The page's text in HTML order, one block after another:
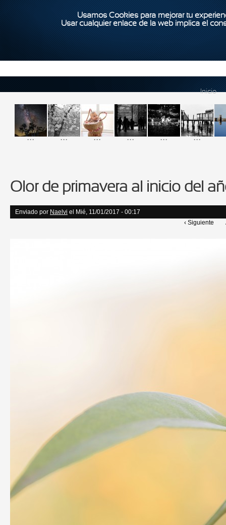
Usamos Cookies para mejorar tu
Usar cualquier enlace de la web implica el
Inicio
... ... ... ... ... ...
Olor de primavera al inicio del
Enviado por Naelvi el Mié, 11/01/2017 - 00:17
‹ Siguiente